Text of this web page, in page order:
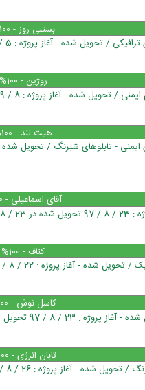
بستنی روز - 100%
شده - آغاز پروژه : 5 / 9 / 97 تحویل شده در 6 / 9 / 97
روژین - 100%
شده - آغاز پروژه : 8 / 9 / 97 تحویل شده در 11 / 9 / 97
هیت لند - 100%
آقای اسماعیلی - 100%
8 / 97
کناف - 100%
- آغاز پروژه : 22 / 8 / 1397 تحویل شده در 23 / 8 / 1397
کاسل نوش - 100%
/ 8 / 97 تحویل شده در 23 / 8 / 97
تابان انرژی - 100%
- آغاز پروژه : 26 / 8 / 97 تحویل شده در 28 / 8 / 97